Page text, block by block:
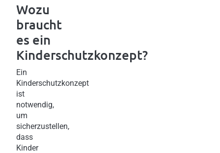
Wozu
braucht
es ein
Kinderschutzkonzept?
Ein
Kinderschutzkonzept
ist
notwendig,
um
sicherzustellen,
dass
Kinder